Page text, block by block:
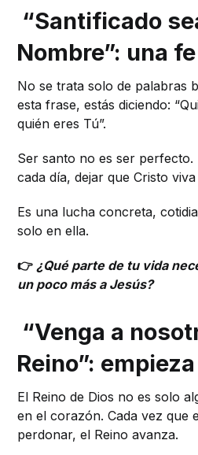
“Santificado
Nombre”: una
No se trata solo de palabras
esta frase, estás diciendo:
quién eres Tú”.
Ser santo no es ser
cada día, dejar que Cristo
Es una lucha concreta,
solo en ella.
👉 ¿Qué parte de tu vida
un poco más a Jesús?
“Venga a
Reino”:
El Reino de Dios no es solo
en el corazón. Cada vez que
perdonar, el Reino avanza.